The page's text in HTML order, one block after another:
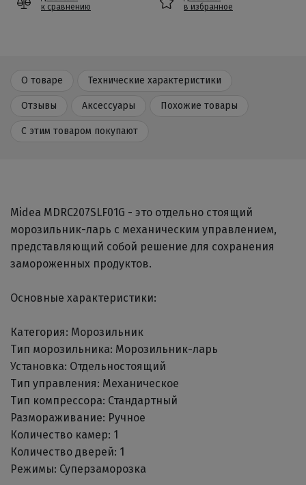
к сравнению
в избранное
О товаре Технические характеристики
Отзывы Аксессуары Похожие товары
С этим товаром покупают
Midea MDRC207SLF01G - это отдельно стоящий
морозильник-ларь с механическим управлением,
представляющий собой решение для сохранения
замороженных продуктов.
Основные характеристики:
Категория: Морозильник
Тип морозильника: Морозильник-ларь
Установка: Отдельностоящий
Тип управления: Механическое
Тип компрессора: Стандартный
Размораживание: Ручное
Количество камер: 1
Количество дверей: 1
Режимы: Суперзаморозка